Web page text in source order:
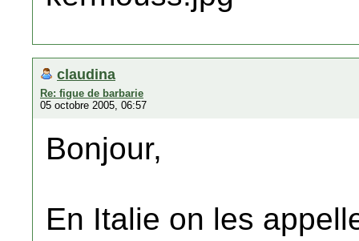
claudina
Re: figue de barbarie
05 octobre 2005, 06:57
Bonjour,
En Italie on les